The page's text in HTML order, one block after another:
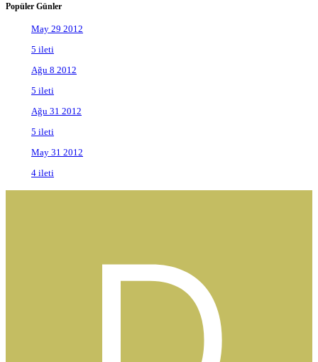
Popüler Günler
May 29 2012
5 ileti
Ağu 8 2012
5 ileti
Ağu 31 2012
5 ileti
May 31 2012
4 ileti